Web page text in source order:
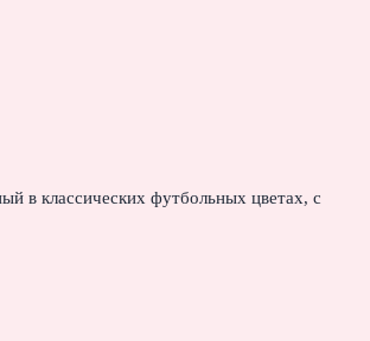
в классических футбольных цветах, с